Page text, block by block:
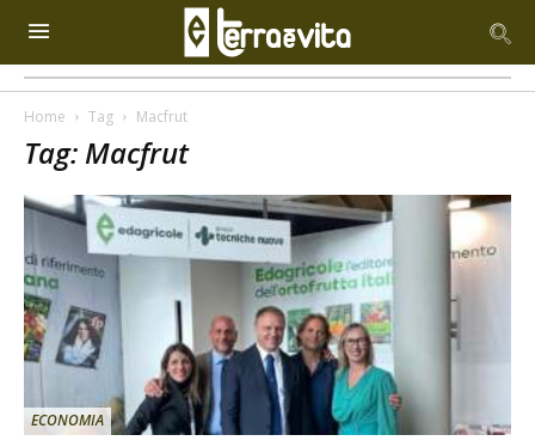
Home Tag Macfrut
Tag: Macfrut
ECONOMIA